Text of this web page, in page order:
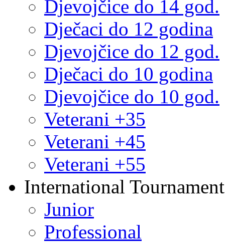
Djevojčice do 14 god.
Dječaci do 12 godina
Djevojčice do 12 god.
Dječaci do 10 godina
Djevojčice do 10 god.
Veterani +35
Veterani +45
Veterani +55
International
Junior
Professional